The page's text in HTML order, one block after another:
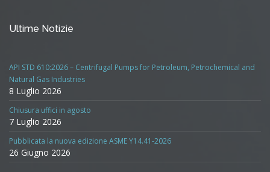
Ultime Notizie
API STD 610:2026 – Centrifugal Pumps for Petroleum, Petrochemical and
Natural Gas Industries
8 Luglio 2026
Chiusura uffici in agosto
7 Luglio 2026
Pubblicata la nuova edizione ASME Y14.41-2026
26 Giugno 2026